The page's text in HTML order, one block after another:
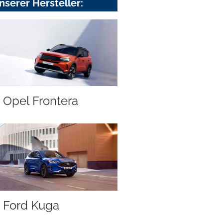
Hersteller:
Opel Frontera
Ford Kuga